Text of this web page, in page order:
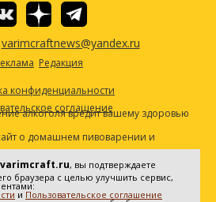
varimcraftnews@yandex.ru
Редакция
конфиденциальности
соглашение
алкоголя вредит вашему здоровью
о домашнем пивоварении и
Зарегистрировано в
в сфере связи, информационных
varimcraft.ru, вы подтверждаете
браузера с целью улучшить сервис,
и Пользовательское соглашение